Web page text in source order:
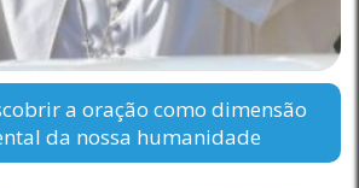
a oração como dimensão
da nossa humanidade